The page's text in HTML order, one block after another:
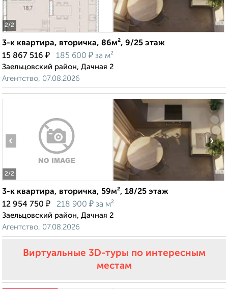
2/2
3-к квартира, вторичка, 86м², 9/25 этаж
15 867 516 ₽ 185 600 ₽ за м²
Заельцовский район, Дачная 2
Агентство, 07.08.2026
2/2
‹ ›
3-к квартира, вторичка, 59м², 18/25 этаж
12 954 750 ₽ 218 900 ₽ за м²
Заельцовский район, Дачная 2
Агентство, 07.08.2026
Виртуальные 3D-туры по интересным
местам